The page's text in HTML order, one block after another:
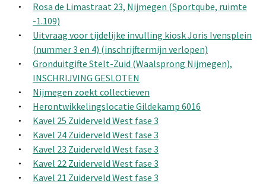
Rosa de Limastraat 23, Nijmegen (Sportqube, ruimte
-1.109)
Uitvraag voor tijdelijke invulling kiosk Joris Ivensplein
(nummer 3 en 4) (inschrijftermijn verlopen)
Gronduitgifte Stelt-Zuid (Waalsprong Nijmegen),
INSCHRIJVING GESLOTEN
Nijmegen zoekt collectieven
Herontwikkelingslocatie Gildekamp 6016
Kavel 25 Zuiderveld West fase 3
Kavel 24 Zuiderveld West fase 3
Kavel 23 Zuiderveld West fase 3
Kavel 22 Zuiderveld West fase 3
Kavel 21 Zuiderveld West fase 3